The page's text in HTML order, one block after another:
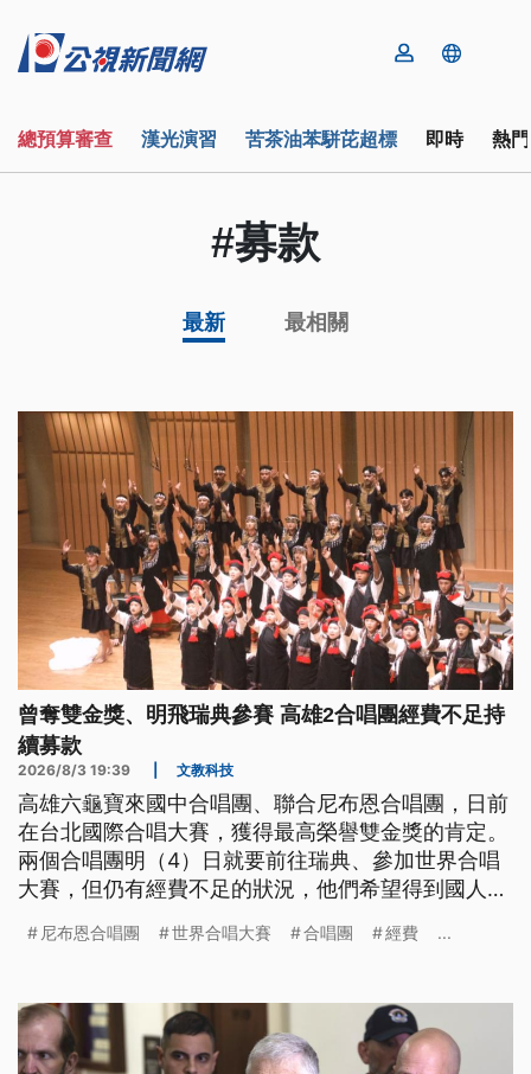
總預算審查 漢光演習 苦茶油苯駢芘超標 即時 熱
#募款
最新 最相關
曾奪雙金獎、明飛瑞典參賽 高雄2合唱團經費不足持
續募款
2026/8/3 19:39 文教科技
高雄六龜寶來國中合唱團、聯合尼布恩合唱團，日前
在台北國際合唱大賽，獲得最高榮譽雙金獎的肯定。
兩個合唱團明（4）日就要前往瑞典、參加世界合唱
大賽，但仍有經費不足的狀況，他們希望得到國人的
尼布恩合唱團 世界合唱大賽 合唱團 經費 ...